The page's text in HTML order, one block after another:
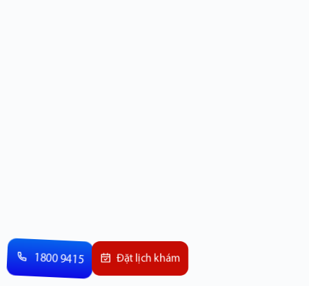
1800 9415 Đặt lịch khám